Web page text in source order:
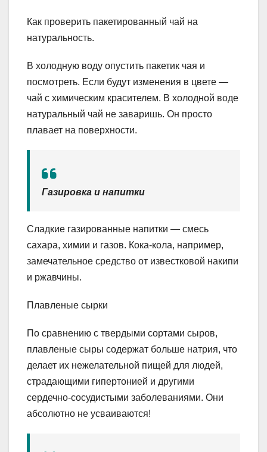
Как проверить пакетированный чай на
натуральность.
В холодную воду опустить пакетик чая и
посмотреть. Если будут изменения в цвете —
чай с химическим красителем. В холодной воде
натуральный чай не заваришь. Он просто
плавает на поверхности.
Газировка и напитки
Сладкие газированные напитки — смесь
сахара, химии и газов. Кока-кола, например,
замечательное средство от известковой накипи
и ржавчины.
Плавленые сырки
По сравнению с твердыми сортами сыров,
плавленые сыры содержат больше натрия, что
делает их нежелательной пищей для людей,
страдающими гипертонией и другими
сердечно-сосудистыми заболеваниями. Они
абсолютно не усваиваются!